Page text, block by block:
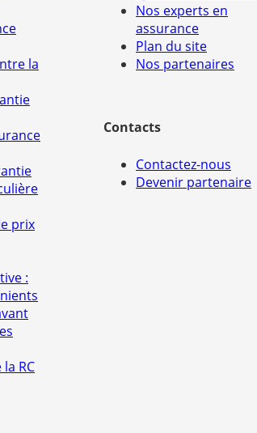
la
prix
:
RC
Nos experts en
assurance
Plan du site
Nos partenaires
Contacts
Contactez-nous
Devenir partenaire